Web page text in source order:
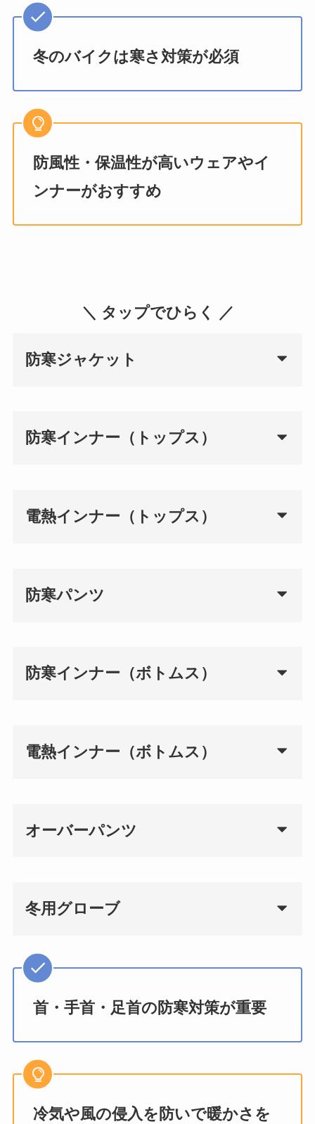
冬のバイクは寒さ対策が必須
防風性・保温性が高いウェアやイ
ンナーがおすすめ
＼ タップでひらく ／
防寒ジャケット
防寒インナー（トップス）
電熱インナー（トップス）
防寒パンツ
防寒インナー（ボトムス）
電熱インナー（ボトムス）
オーバーパンツ
冬用グローブ
首・手首・足首の防寒対策が重要
冷気や風の侵入を防いで暖かさを